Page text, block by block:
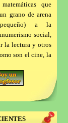
que
grano de arena
a la
social,
la lectura y otros
son el cine, la